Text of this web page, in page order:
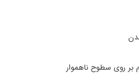
بر روی سطوح ناهموار